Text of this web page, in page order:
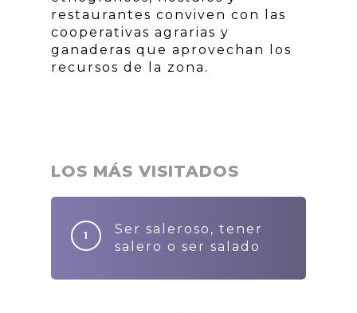
restaurantes conviven con las
cooperativas agrarias y
ganaderas que aprovechan los
recursos de la zona.
LOS MÁS VISITADOS
Ser saleroso, tener
salero o ser salado